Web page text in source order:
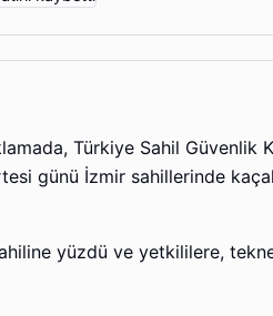
Türkiye Sahil Güvenlik
günü İzmir sahillerinde
yüzdü ve yetkililere,